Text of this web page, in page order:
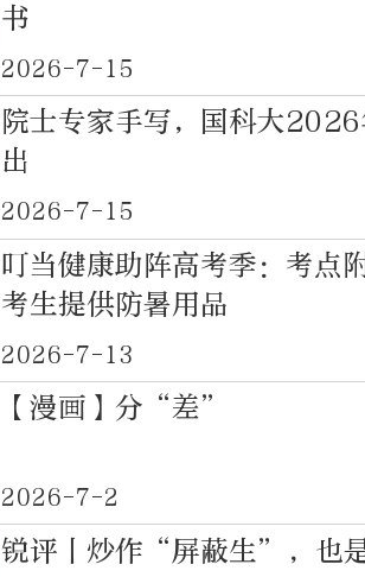
书
2026-7-15
院士专家手写，国科大
出
2026-7-15
叮当健康助阵高考季：考点
考生提供防暑用品
2026-7-13
【漫画】分“差”
2026-7-2
锐评丨炒作“屏蔽生”，也